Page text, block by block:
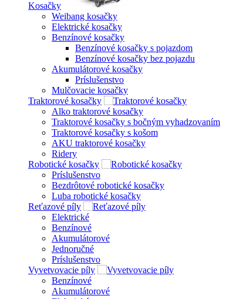
Kosačky
Weibang kosačky
Elektrické kosačky
Benzínové kosačky
Benzínové kosačky s pojazdom
Benzínové kosačky bez pojazdu
Akumulátorové kosačky
Príslušenstvo
Mulčovacie kosačky
Traktorové kosačky
Alko traktorové kosačky
Traktorové kosačky s bočným vyhadzovaním
Traktorové kosačky s košom
AKU traktorové kosačky
Ridery
Robotické kosačky
Príslušenstvo
Bezdrôtové robotické kosačky
Luba robotické kosačky
Reťazové píly
Elektrické
Benzínové
Akumulátorové
Jednoručné
Príslušenstvo
Vyvetvovacie píly
Benzínové
Akumulátorové